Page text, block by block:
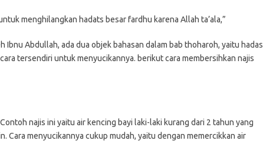
menghilangkan hadats besar fardhu karena Allah ta’ala,”
Ibnu Abdullah, ada dua objek bahasan dalam bab thoharoh, yaitu hadas
tersendiri untuk menyucikannya. berikut cara membersihkan najis
najis ini yaitu air kencing bayi laki-laki kurang dari 2 tahun yang
Cara menyucikannya cukup mudah, yaitu dengan memercikkan air